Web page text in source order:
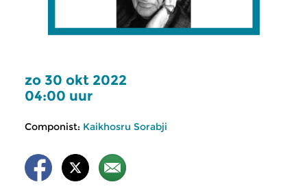
zo 30 okt 2022
04:00 uur
Componist: Kaikhosru Sorabji